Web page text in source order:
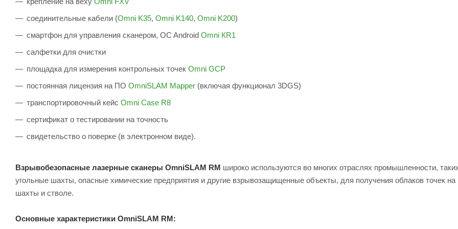
соединительные кабели (Omni K35, Omni K140, Omni K200)
смартфон для управления сканером, OC Android Omni КR1
салфетки для очистки
площадка для измерения контрольных точек Omni GCP
постоянная лицензия на ПО OmniSLAM Mapper (включая функционал 3DGS)
транспортировочный кейс Omni Case R8
сертификат о тестировании на точность
свидетельство о поверке (в электронном виде).
Взрывобезопасные лазерные сканеры OmniSLAM RM широко используются во многих отраслях промышленности,
угольные шахты, опасные химические предприятия и другие взрывозащищенные объекты, для получения облаков точек на
шахты и стволе.
Основные характеристики OmniSLAM RM: